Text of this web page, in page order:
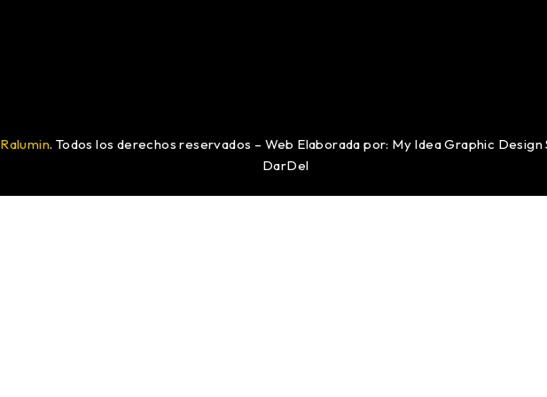
Ralumin. Todos los derechos reservados – Web Elaborada por: My Idea Graphic Design
DarDel